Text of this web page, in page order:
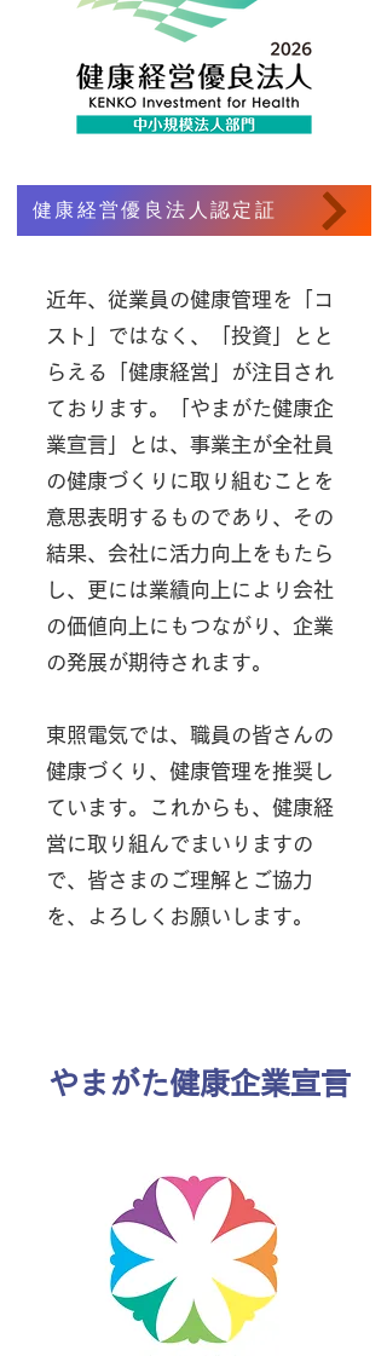
健康経営優良法人認定証
​近年、従業員の健康管理を「コ
スト」ではなく、「投資」とと
らえる「健康経営」が注目され
ております。「やまがた健康企
業宣言」とは、事業主が全社員
の健康づくりに取り組むことを
意思表明するものであり、その
結果、会社に活力向上をもたら
し、更には業績向上により会社
の価値向上にもつながり、企業
の発展が期待されます。
​東照電気では、職員の皆さんの
健康づくり、健康管理を推奨し
ています。これからも、健康経
営に取り組んでまいりますの
で、皆さまのご理解とご協力
を、よろしくお願いします。
​やまがた健康企業宣言